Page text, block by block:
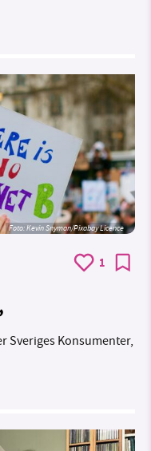
Foto:Kevin Snyman/Pixabay Licence
1
Sveriges Konsumenter,